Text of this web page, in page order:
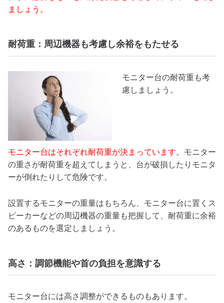
ましょう。
耐荷重：周辺機器も考慮し余裕をもたせる
モニター台の耐荷重も考
慮しましょう。
モニター台はそれぞれ耐荷重が決まっています。 モニター
の重さが耐荷重を超えてしまうと、台が破損したりモニタ
ーが倒れたりして危険です。
設置するモニターの重量はもちろん、モニター台に置くス
ピーカーなどの周辺機器の重量も把握して、耐荷重に余裕
のあるものを選定しましょう。
高さ：調節機能や首の負担を意識する
モニター台には高さ調整ができるものもあります。